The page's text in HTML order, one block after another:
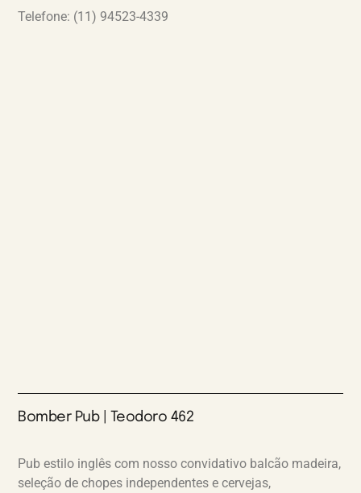
Telefone: (11) 94523-4339
Bomber Pub | Teodoro 462
Pub estilo inglês com nosso convidativo balcão madeira,
seleção de chopes independentes e cervejas,